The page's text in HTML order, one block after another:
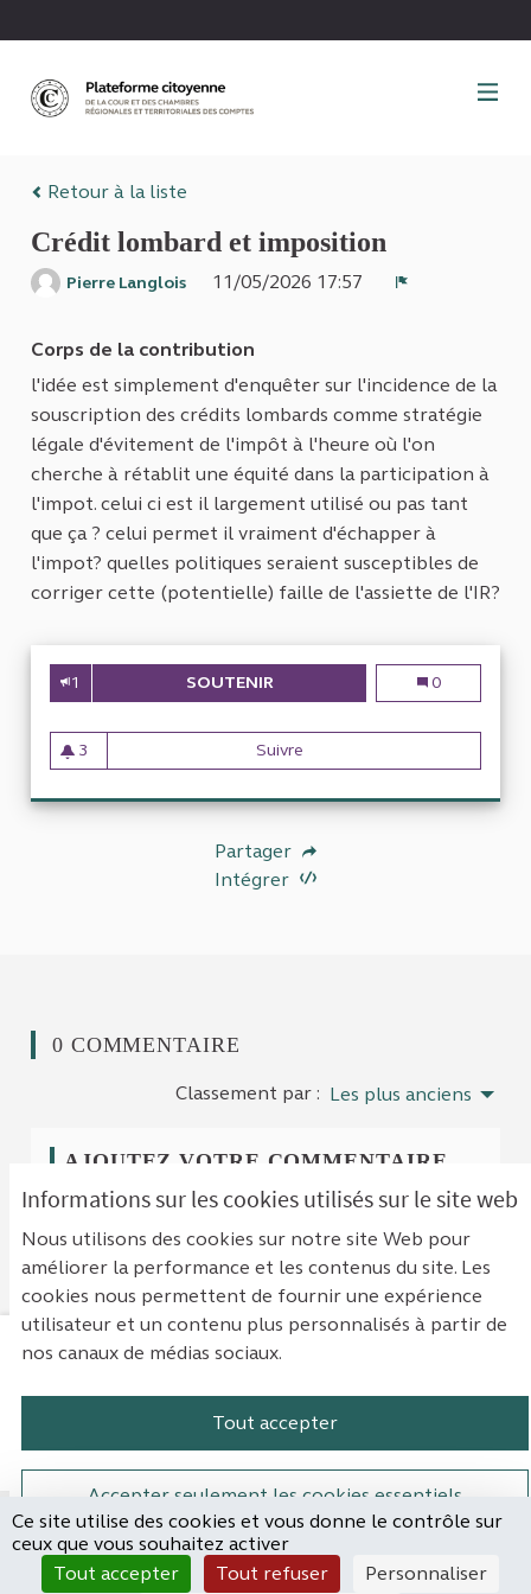
Informations sur les cookies utilisés sur le site web
Nous utilisons des cookies sur notre site Web pour
améliorer la performance et les contenus du site. Les
cookies nous permettent de fournir une expérience
utilisateur et un contenu plus personnalisés à partir de
nos canaux de médias sociaux.
Tout accepter
Accepter seulement les cookies essentiels
Paramètres
Retour à la liste
Crédit lombard et imposition
Pierre Langlois
11/05/2026 17:57
Corps de la contribution
l'idée est simplement d'enquêter sur l'incidence de la
souscription des crédits lombards comme stratégie
légale d'évitement de l'impôt à l'heure où l'on
cherche à rétablit une équité dans la participation à
l'impot. celui ci est il largement utilisé ou pas tant
que ça ? celui permet il vraiment d'échapper à
l'impot? quelles politiques seraient susceptibles de
corriger cette (potentielle) faille de l'assiette de l'IR?
1 SOUTENIRCRÉDIT LOMBARD ET
Crédit
0
3
3 abonnés
Suivre
Partager
Intégrer
0 COMMENTAIRE
Classement par : Les plus anciens
AJOUTEZ VOTRE COMMENTAIRE
Pour ajouter votre commentaireidentifiez-vous
avec votre compteoucréez un compte.
Mentions légales
Paramètres des cookies
Plateforme de participation de la
Plateforme de participation de la
Plateforme de participation
Plateforme de
Site réalisé par
Open Source Politics
(Lien externe)
grâce aulogiciel libre
Ce site utilise des cookies et vous donne le contrôle sur
ceux que vous souhaitez activer
Tout accepter
Tout refuser Personnaliser